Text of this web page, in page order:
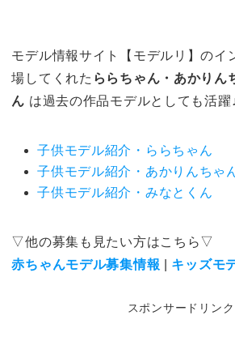
モデル情報サイト【モデルリ】のイ
場してくれた ららちゃん・あかりん
ん は過去の作品モデルとしても活躍
子供モデル紹介・ららちゃん
子供モデル紹介・あかりんちゃ
子供モデル紹介・みなとくん
▽他の募集も見たい方はこちら▽
赤ちゃんモデル募集情報
キッズモ
スポンサードリンク